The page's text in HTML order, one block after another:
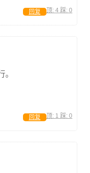
顶: 4 踩: 0
回复
。
顶: 1 踩: 0
回复